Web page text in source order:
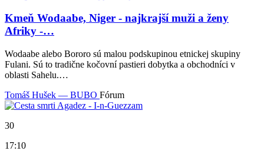
Kmeň Wodaabe, Niger - najkrajší muži a ženy
Afriky -…
Wodaabe alebo Bororo sú malou podskupinou etnickej skupiny
Fulani. Sú to tradične kočovní pastieri dobytka a obchodníci v
oblasti Sahelu.…
Tomáš Hušek — BUBO Fórum
30
17:10